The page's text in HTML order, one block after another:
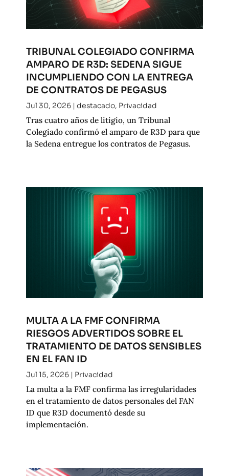
TRIBUNAL COLEGIADO CONFIRMA
AMPARO DE R3D: SEDENA SIGUE
INCUMPLIENDO CON LA ENTREGA
DE CONTRATOS DE PEGASUS
Jul 30, 2026| destacado, Privacidad
Tras cuatro años de litigio, un Tribunal
Colegiado confirmó el amparo de R3D para que
la Sedena entregue los contratos de Pegasus.
MULTA A LA FMF CONFIRMA
RIESGOS ADVERTIDOS SOBRE EL
TRATAMIENTO DE DATOS SENSIBLES
EN EL FAN ID
Jul 15, 2026| Privacidad
La multa a la FMF confirma las irregularidades
en el tratamiento de datos personales del FAN
ID que R3D documentó desde su
implementación.